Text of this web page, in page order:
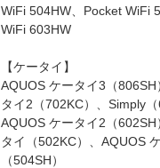
WiFi 504HW、Pocket WiFi
WiFi 603HW
【ケータイ】
AQUOS ケータイ3（
タイ2（702KC）、Simply（
AQUOS ケータイ2（
タイ（502KC）、AQUOS
（504SH）